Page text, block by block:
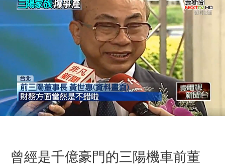
曾經是千億豪門的三陽機車前董